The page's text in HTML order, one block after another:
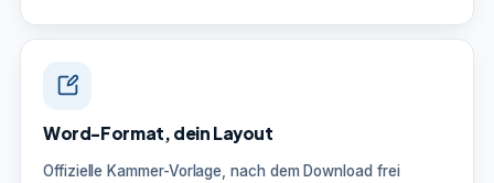
Word-Format, dein Layout
Offizielle Kammer-Vorlage, nach dem Download frei